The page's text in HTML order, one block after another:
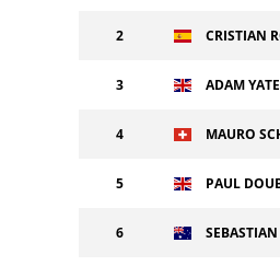
2 CRISTIAN
3 ADAM
4 MAURO
5 PAUL
6